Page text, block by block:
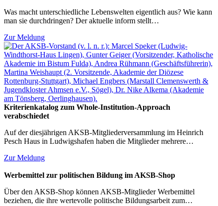
Was macht unterschiedliche Lebenswelten eigentlich aus? Wie kann
man sie durchdringen? Der aktuelle inform stellt…
Zur Meldung
Kriterienkatalog zum Whole-Institution-Approach
verabschiedet
Auf der diesjährigen AKSB-Mitgliederversammlung im Heinrich
Pesch Haus in Ludwigshafen haben die Mitglieder mehrere…
Zur Meldung
Werbemittel zur politischen Bildung im AKSB-Shop
Über den AKSB-Shop können AKSB-Mitglieder Werbemittel
beziehen, die ihre wertevolle politische Bildungsarbeit zum…